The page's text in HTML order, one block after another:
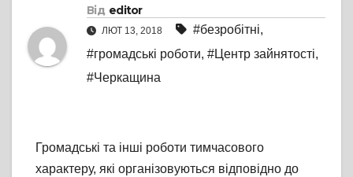
Від editor
ЛЮТ 13, 2018 #безробітні,
#громадські роботи, #Центр зайнятості,
#Черкащина
Громадські та інші роботи тимчасового
характеру, які організовуються відповідно до